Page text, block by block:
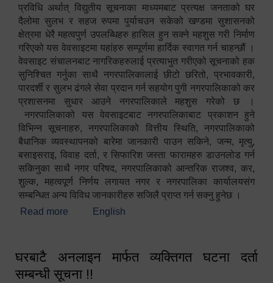
प्रविधि अर्थात् विद्युतीय सूचनाका माध्यमबाट प्रत्यक्ष जनताको घर
दैलोमा सुलभ र सहज रुपमा पुर्याचउन सकेको खण्डमा सुशासनको
क्षेत्रमा धेरै महत्वपुर्ण उपलब्धिहरु हासिल हुन सक्ने महशुस गरी निर्माण
गरिएको यस वेवसाइटमा यहांहरु सम्पूर्णमा हार्दिक स्वागत गर्न चाहन्छौं ।
वेवसाइट संचालनबाट नागरिकहरुलाई प्रत्याभुत गरीएको सूचनाको हक
सुनिश्चित गर्नुका साथै नगरपालिकालाई छीटो छरितो, प्रभावकारी,
पारदर्शी र सुलभ ढंगले सेवा प्रदान गर्न सहयोग पुगी नगरपालिकाको कर
प्रशासनमा सुधार आउने नगरपालिकाले महशुस गरेको छ ।
नगरपालिकाको यस वेवसाइटबाट नगरपालिकाबाट प्रकाशन हुने
विभिन्न सूचनाहरु, नगरपालिकाको वित्तीय स्थिति, नगरपालिकाको
बैधानिक व्यवस्थापनको बारेमा जानकारी पाउन सकिने, जन्म, मृत्यु,
बसाइसराइ, विवाह दर्ता, र सिफारिश जस्ता फारामहरु डाउनलोड गर्न
सकिनुका साथै नगर परिषद, नगरपालिकाको आन्तरिक राजश्व, कर,
शुल्क, महत्वपूर्ण निर्णय लगायत नगर र नगरपालिका कार्यालयसंग
सम्बन्धित अन्य विविध जानकारीहरु सजिलै प्राप्त गर्न सक्नु हुनेछ ।
Read more about स्वागतम!!!
English
घरबाटै अनलाइन मार्फत व्यक्तिगत घटना दर्ता
सम्बन्धी सूचना !!